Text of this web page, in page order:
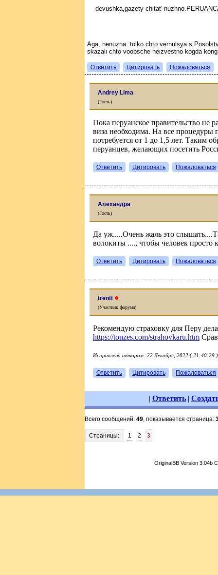
devushka,gazety chitat'
Aga, nenuzna..tolko chto vernulsya s
skazali chto voobsche neizvestno kogda
Ответить Цитировать Пожаловаться
Andrey Lima
(Гость)
Пока перуанское правительство не
виза необходима. На все процедуры
потребуется от 1 до 1,5 лет. Таким
перуанцев, желающих посетить
Ответить Цитировать Пожаловаться
Алехандра
(Гость)
Да уж.....Очень жаль это
волокиты ...., чтобы человек просто
Ответить Цитировать Пожаловаться
trentt ●
(Участник форума)
Рекомендую страховку для Перу
https://tonzes.com/strahovkaru.htm
Исправлено автором: 22 Декабря, 2022 ( 21:40:29 )
Ответить Цитировать Пожаловаться
| Ответить |
Всего сообщений: 49, показывается страница:
Страницы: 1 2 3
OriginalBB Version 3.04b